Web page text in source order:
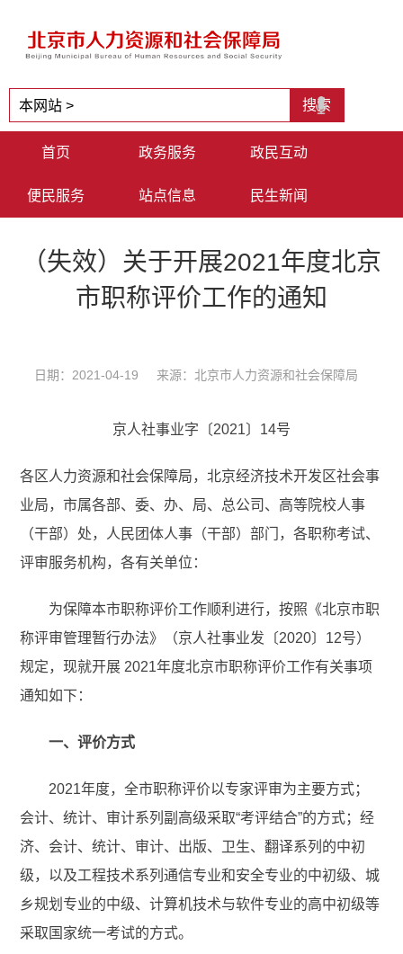
首页 政务服务 政民互动
便民服务 站点信息 民生新闻
（失效）关于开展2021年度北京
市职称评价工作的通知
日期：2021-04-19 来源：北京市人力资源和社会保障局
京人社事业字〔2021〕14号
各区人力资源和社会保障局，北京经济技术开发区社会事
业局，市属各部、委、办、局、总公司、高等院校人事
（干部）处，人民团体人事（干部）部门，各职称考试、
评审服务机构，各有关单位：
为保障本市职称评价工作顺利进行，按照《北京市职
称评审管理暂行办法》（京人社事业发〔2020〕12号）
规定，现就开展 2021年度北京市职称评价工作有关事项
通知如下：
一、评价方式
2021年度，全市职称评价以专家评审为主要方式；
会计、统计、审计系列副高级采取“考评结合”的方式；经
济、会计、统计、审计、出版、卫生、翻译系列的中初
级，以及工程技术系列通信专业和安全专业的中初级、城
乡规划专业的中级、计算机技术与软件专业的高中初级等
采取国家统一考试的方式。